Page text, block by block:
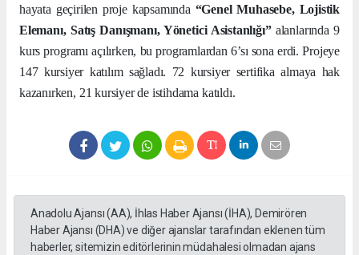
hayata geçirilen proje kapsamında “Genel Muhasebe, Lojistik
Elemanı, Satış Danışmanı, Yönetici Asistanlığı”alanlarında 9
kurs programı açılırken, bu programlardan 6’sı sona erdi. Projeye
147 kursiyer katılım sağladı. 72 kursiyer sertifika almaya hak
kazanırken, 21 kursiyer de istihdama katıldı.
Anadolu Ajansı (AA), İhlas Haber Ajansı (İHA), Demirören
Haber Ajansı (DHA) ve diğer ajanslar tarafından eklenen tüm
haberler, sitemizin editörlerinin müdahalesi olmadan ajans